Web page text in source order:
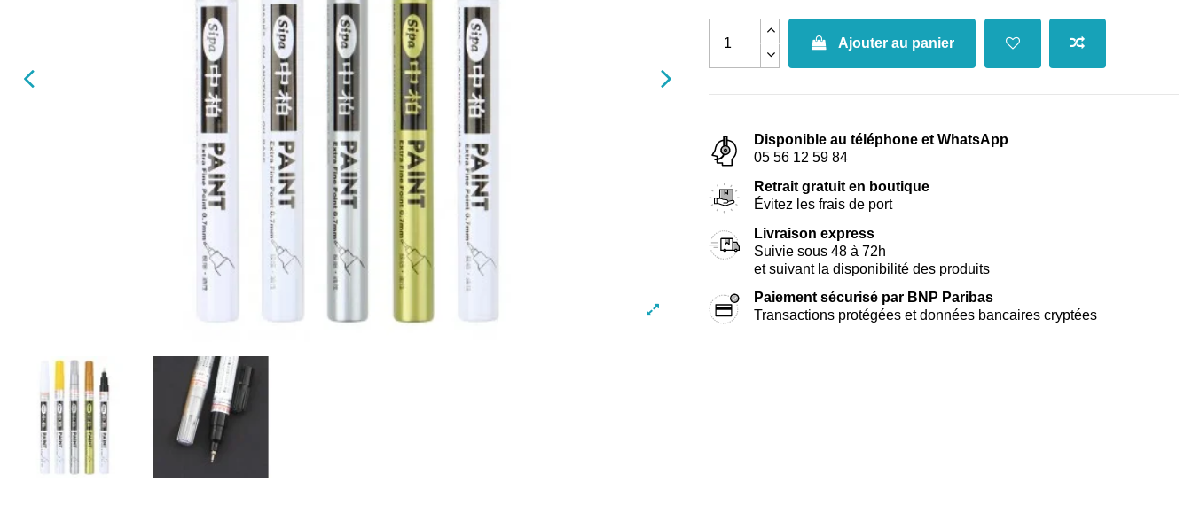
Ajouter au panier
Disponible au téléphone et WhatsApp
05 56 12 59 84
Retrait gratuit en boutique
Évitez les frais de port
Livraison express
Suivie sous 48 à 72h
et suivant la disponibilité des produits
Paiement sécurisé par BNP Paribas
Transactions protégées et données bancaires cryptées